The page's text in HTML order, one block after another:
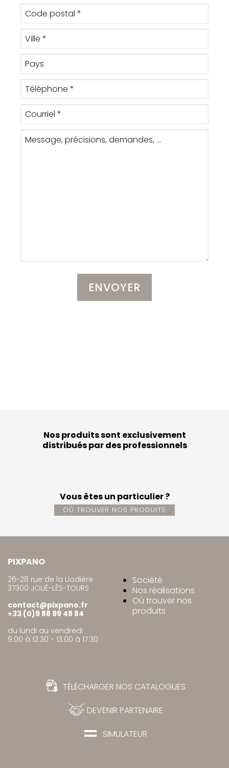
Nos produits sont exclusivement
distribués par des professionnels
Vous êtes un particulier ?
OÙ TROUVER NOS PRODUITS
PIXPANO
26-28 rue de la Liodière
37300 JOUÉ-LÈS-TOURS
contact@pixpano.fr
+33 (0)9 88 99 48 84
du lundi au vendredi
9:00 à 12:30 - 13:00 à 17:30
Société
Nos réalisations
Où trouver nos
produits
TÉLÉCHARGER NOS CATALOGUES
DEVENIR PARTENAIRE
SIMULATEUR